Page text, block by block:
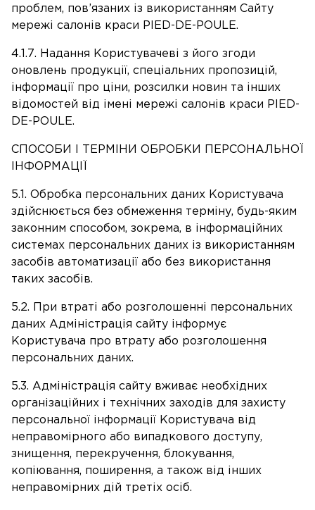
проблем, пов’язаних із використанням Сайту
мережі салонів краси PIED-DE-POULE.
4.1.7. Надання Користувачеві з його згоди
оновлень продукції, спеціальних пропозицій,
інформації про ціни, розсилки новин та інших
відомостей від імені мережі салонів краси PIED-
DE-POULE.
СПОСОБИ І ТЕРМІНИ ОБРОБКИ ПЕРСОНАЛЬНОЇ
ІНФОРМАЦІЇ
5.1. Обробка персональних даних Користувача
здійснюється без обмеження терміну, будь-яким
законним способом, зокрема, в інформаційних
системах персональних даних із використанням
засобів автоматизації або без використання
таких засобів.
5.2. При втраті або розголошенні персональних
даних Адміністрація сайту інформує
Користувача про втрату або розголошення
персональних даних.
5.3. Адміністрація сайту вживає необхідних
організаційних і технічних заходів для захисту
персональної інформації Користувача від
неправомірного або випадкового доступу,
знищення, перекручення, блокування,
копіювання, поширення, а також від інших
неправомірних дій третіх осіб.